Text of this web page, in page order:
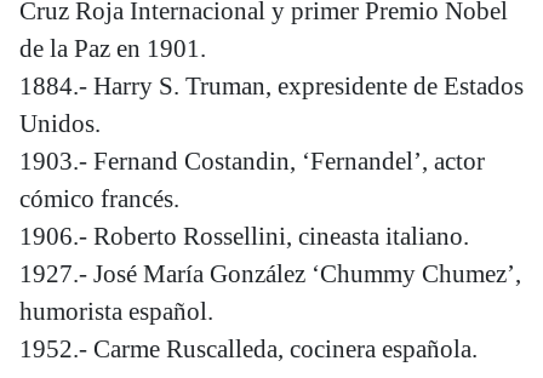
Cruz Roja Internacional y primer Premio Nobel
de la Paz en 1901.
1884.- Harry S. Truman, expresidente de Estados
Unidos.
1903.- Fernand Costandin, ‘Fernandel’, actor
cómico francés.
1906.- Roberto Rossellini, cineasta italiano.
1927.- José María González ‘Chummy Chumez’,
humorista español.
1952.- Carme Ruscalleda, cocinera española.